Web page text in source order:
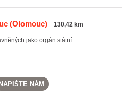
(Olomouc) 130,42 km
jako orgán státní ...
NAPIŠTE NÁM